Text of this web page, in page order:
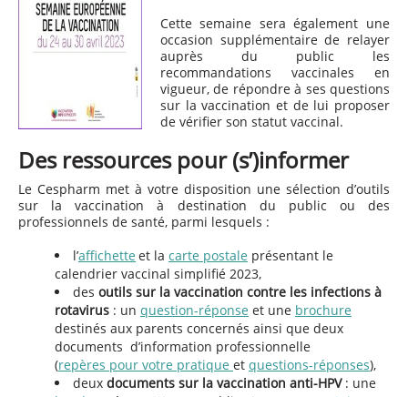
Cette semaine sera également une
occasion supplémentaire de relayer
auprès du public les
recommandations vaccinales en
vigueur, de répondre à ses questions
sur la vaccination et de lui proposer
de vérifier son statut vaccinal.
Des ressources pour (s’)informer
Le Cespharm met à votre disposition une sélection d’outils
sur la vaccination à destination du public ou des
professionnels de santé, parmi lesquels :
l’affichette et la carte postale présentant le
calendrier vaccinal simplifié 2023,
des outils sur la vaccination contre les infections à
rotavirus : un question-réponse et une brochure
destinés aux parents concernés ainsi que deux
documents d’information professionnelle
(repères pour votre pratique et questions-réponses),
deux documents sur la vaccination anti-HPV: une